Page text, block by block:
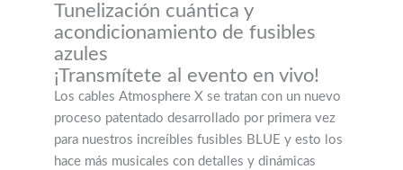
Tunelización cuántica y
acondicionamiento de fusibles
azules
¡Transmítete al evento en vivo!
Los cables Atmosphere X se tratan con un nuevo
proceso patentado desarrollado por primera vez
para nuestros increíbles fusibles BLUE y esto los
hace más musicales con detalles y dinámicas